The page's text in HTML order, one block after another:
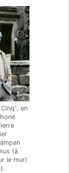
en
(à
le mur)